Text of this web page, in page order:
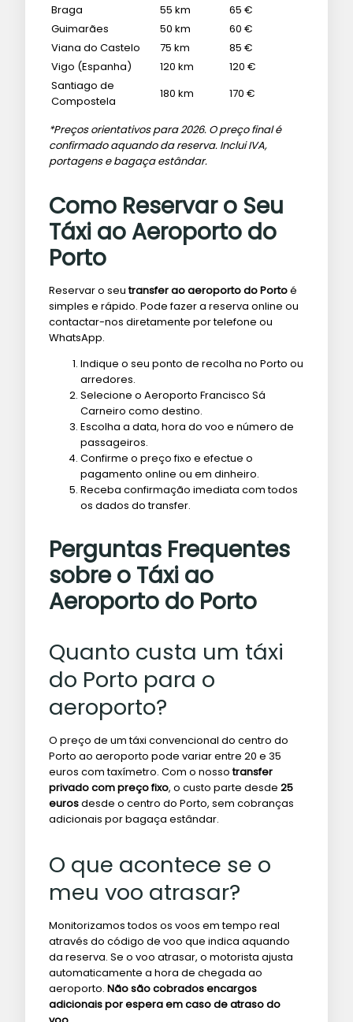
Braga 55 km
65 €
Guimarães
50 km
60 €
Viana do Castelo
75 km
85 €
Vigo (Espanha)
120 km
120 €
Santiago de
Compostela
180 km 170 €
*Preços orientativos para 2026. O preço final é
confirmado aquando da reserva. Inclui IVA,
portagens e bagaça estândar.
Como Reservar o Seu
Táxi ao Aeroporto do
Porto
Reservar o seutransfer ao aeroporto do Portoé
simples e rápido. Pode fazer a reserva online ou
contactar-nos diretamente por telefone ou
WhatsApp.
Indique o seu ponto de recolha no Porto ou
arredores.
Selecione o Aeroporto Francisco Sá
Carneiro como destino.
Escolha a data, hora do voo e número de
passageiros.
Confirme o preço fixo e efectue o
pagamento online ou em dinheiro.
Receba confirmação imediata com todos
os dados do transfer.
Perguntas Frequentes
sobre o Táxi ao
Aeroporto do Porto
Quanto custa um táxi
do Porto para o
aeroporto?
O preço de um táxi convencional do centro do
Porto ao aeroporto pode variar entre 20 e 35
euros com taxímetro. Com o nossotransfer
privado com preço fixo, o custo parte desde 25
eurosdesde o centro do Porto, sem cobranças
adicionais por bagaça estândar.
O que acontece se o
meu voo atrasar?
Monitorizamos todos os voos em tempo real
através do código de voo que indica aquando
da reserva. Se o voo atrasar, o motorista ajusta
automaticamente a hora de chegada ao
aeroporto. Não são cobrados encargos
adicionais por espera em caso de atraso do